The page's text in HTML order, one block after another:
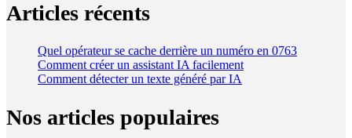
Articles récents
Quel opérateur se cache derrière un numéro en 0763
Comment créer un assistant IA facilement
Comment détecter un texte généré par IA
Nos articles populaires